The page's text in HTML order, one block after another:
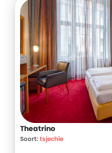
Theatrino
Soort:tsjechie